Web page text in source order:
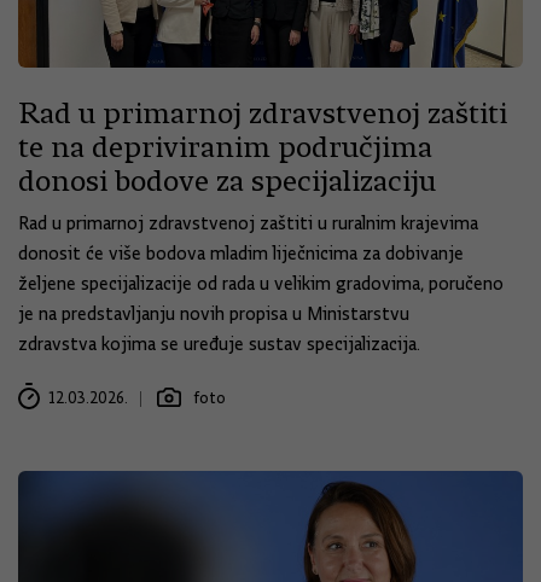
Rad u primarnoj zdravstvenoj zaštiti
te na depriviranim područjima
donosi bodove za specijalizaciju
Rad u primarnoj zdravstvenoj zaštiti u ruralnim krajevima
donosit će više bodova mladim liječnicima za dobivanje
željene specijalizacije od rada u velikim gradovima, poručeno
je na predstavljanju novih propisa u Ministarstvu
zdravstva kojima se uređuje sustav specijalizacija.
12.03.2026. foto